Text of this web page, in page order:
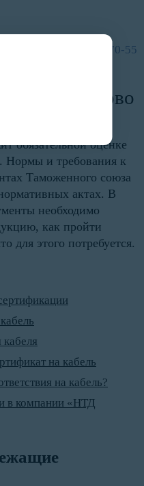
8 (800) 600-70-55
в Кемерово
обязательной оценке
Нормы и требования к
Таможенного союза
актах. В
необходимо
как пройти
для этого потребуется.
на кабель
на кабель?
в компании «НТД